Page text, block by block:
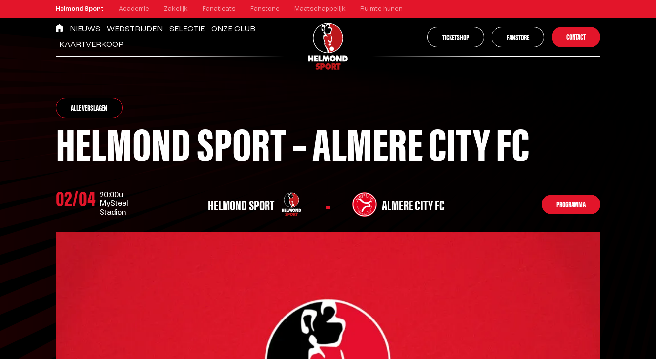
Helmond Sport Academie Zakelijk Fanaticats Fanstore Maatschappelijk Ruimte huren
NIEUWS WEDSTRIJDEN SELECTIE
ONZE CLUB
KAARTVERKOOP
TICKETSHOP FANSTORE CONTACT
ALLE VERSLAGEN
HELMOND SPORT – ALMERE CITY FC
02/04 20:00u
MySteel
Stadion
HELMOND SPORT - ALMERE CITY FC PROGRAMMA